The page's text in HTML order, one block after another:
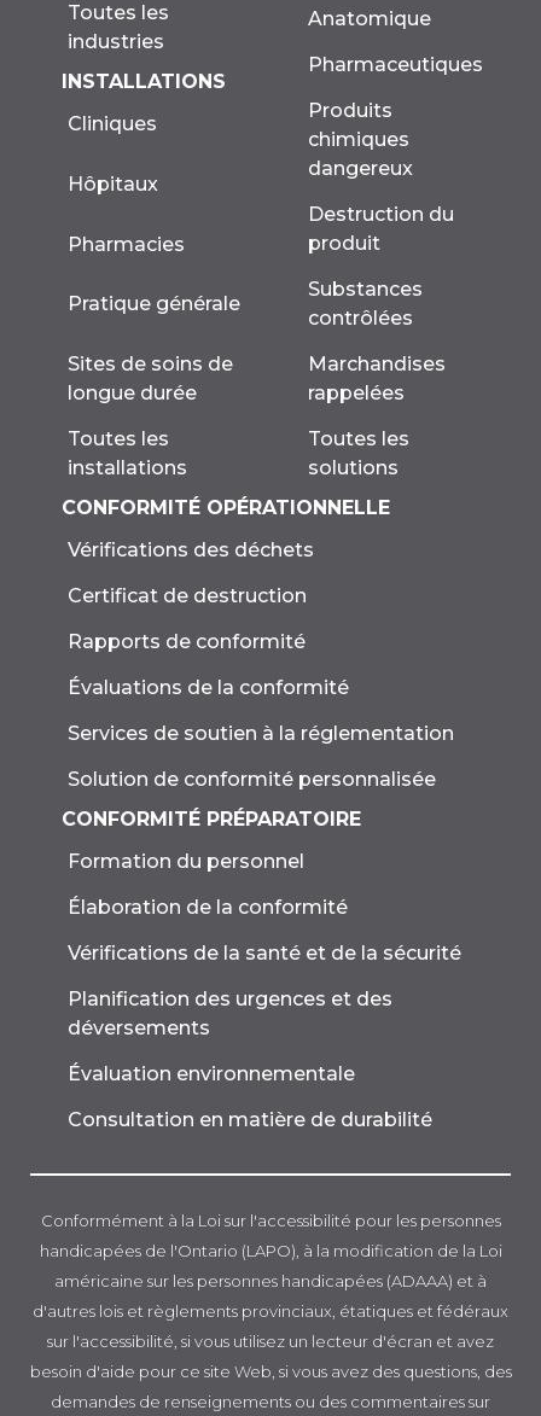
Toutes les
industries
INSTALLATIONS
Cliniques
Hôpitaux
Pharmacies
Pratique générale
Sites de soins de
longue durée
Toutes les
installations
Anatomique
Pharmaceutiques
Produits
chimiques
dangereux
Destruction du
produit
Substances
contrôlées
Marchandises
rappelées
Toutes les
solutions
CONFORMITÉ OPÉRATIONNELLE
Vérifications des déchets
Certificat de destruction
Rapports de conformité
Évaluations de la conformité
Services de soutien à la réglementation
Solution de conformité personnalisée
CONFORMITÉ PRÉPARATOIRE
Formation du personnel
Élaboration de la conformité
Vérifications de la santé et de la sécurité
Planification des urgences et des
déversements
Évaluation environnementale
Consultation en matière de durabilité
Conformément à la Loi sur l'accessibilité pour les personnes
handicapées de l'Ontario (LAPO), à la modification de la Loi
américaine sur les personnes handicapées (ADAAA) et à
d'autres lois et règlements provinciaux, étatiques et fédéraux
sur l'accessibilité, si vous utilisez un lecteur d'écran et avez
besoin d'aide pour ce site Web, si vous avez des questions, des
demandes de renseignements ou des commentaires sur